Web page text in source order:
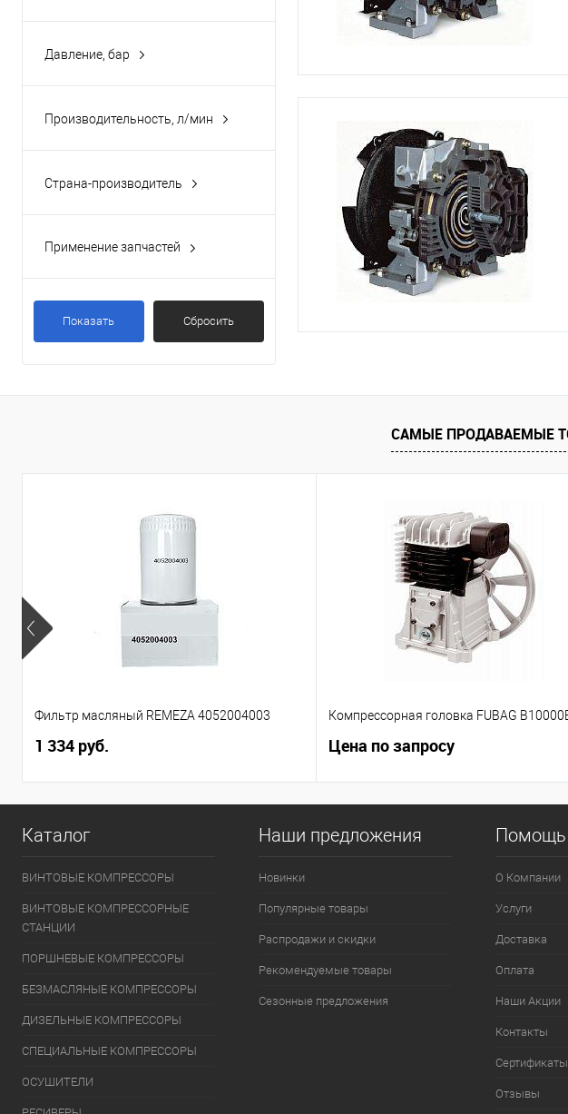
Давление, бар
Производительность, л/мин
Страна-производитель
Применение запчастей
Показать Сбросить
САМЫЕ ПРОДАВАЕМЫЕ
Фильтр масляный REMEZA 4052004003
1 334 руб.
Компрессорная головка FUBAG
Цена по запросу
Каталог
ВИНТОВЫЕ КОМПРЕССОРЫ
ВИНТОВЫЕ КОМПРЕССОРНЫЕ
СТАНЦИИ
ПОРШНЕВЫЕ КОМПРЕССОРЫ
БЕЗМАСЛЯНЫЕ КОМПРЕССОРЫ
ДИЗЕЛЬНЫЕ КОМПРЕССОРЫ
СПЕЦИАЛЬНЫЕ КОМПРЕССОРЫ
ОСУШИТЕЛИ
Наши предложения
Новинки
Популярные товары
Распродажи и скидки
Рекомендуемые товары
Сезонные предложения
Помощь
О Компании
Услуги
Доставка
Оплата
Наши Акции
Контакты
Сертификаты
Отзывы